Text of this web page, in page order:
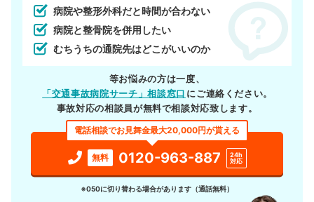
病院や整形外科だと時間が合わない
病院と整骨院を併用したい
むちうちの通院先はどこがいいのか
等お悩みの方は一度、
「交通事故病院サーチ」相談窓口 にご連絡ください。
事故対応の相談員が無料で相談対応致します。
電話相談でお見舞金最大20,000円が貰える
無料 0120-963-887
24h
対応
※050に切り替わる場合があります（通話無料）